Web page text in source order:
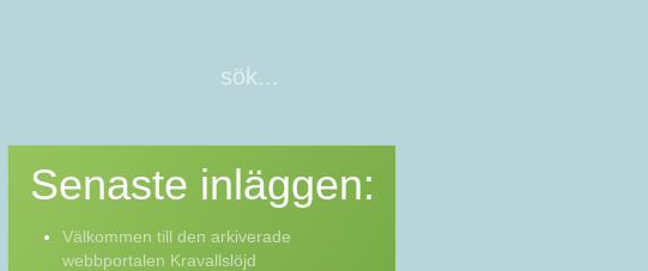
Senaste inläggen:
Välkommen till den arkiverade
webbportalen Kravallslöjd